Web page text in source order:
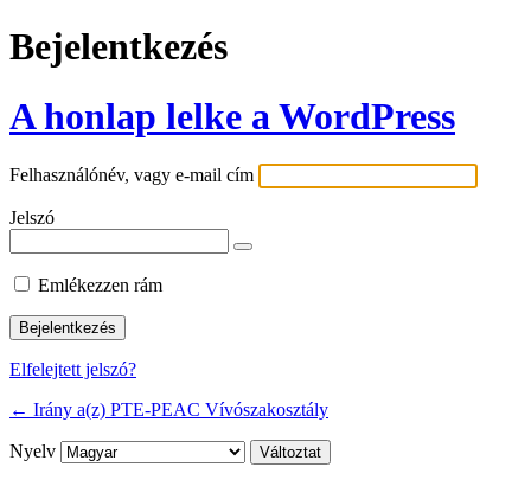
Bejelentkezés
A honlap lelke a WordPress
Felhasználónév, vagy e-mail cím
Jelszó
Emlékezzen rám
Elfelejtett jelszó?
← Irány a(z) PTE-PEAC Vívószakosztály
Nyelv